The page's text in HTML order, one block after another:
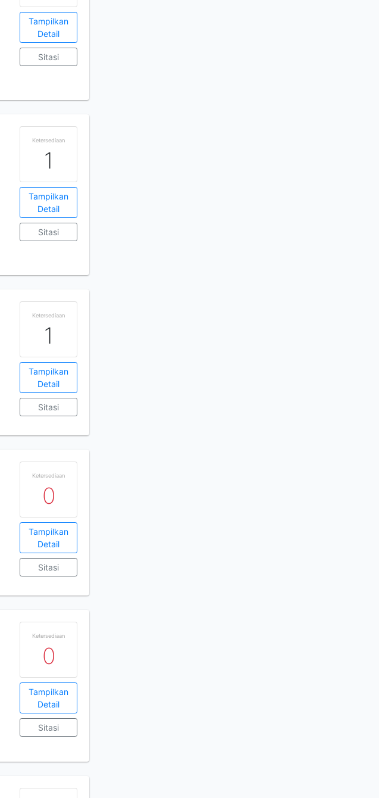
Tampilkan
Detail
Sitasi
Ketersediaan
1
Tampilkan
Detail
Sitasi
Ketersediaan
1
Tampilkan
Detail
Sitasi
Ketersediaan
0
Tampilkan
Detail
Sitasi
Ketersediaan
0
Tampilkan
Detail
Sitasi